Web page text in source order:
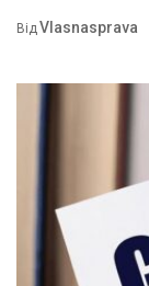
ВідVlasnasprava